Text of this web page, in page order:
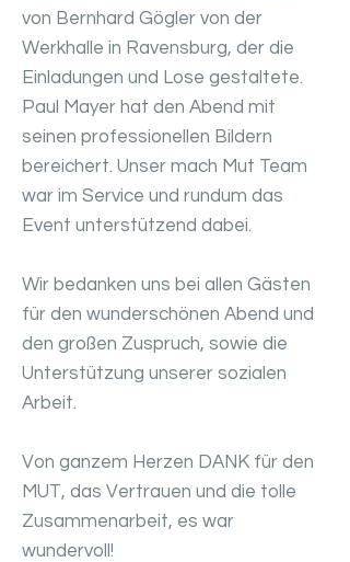
von Bernhard Gögler von der
Werkhalle in Ravensburg, der die
Einladungen und Lose gestaltete.
Paul Mayer hat den Abend mit
seinen professionellen Bildern
bereichert. Unser mach Mut Team
war im Service und rundum das
Event unterstützend dabei.
Wir bedanken uns bei allen Gästen
für den wunderschönen Abend und
den großen Zuspruch, sowie die
Unterstützung unserer sozialen
Arbeit.
Von ganzem Herzen DANK für den
MUT, das Vertrauen und die tolle
Zusammenarbeit, es war
wundervoll!